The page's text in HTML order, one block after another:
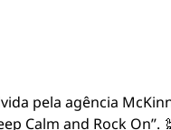
pela agência
Calm and Rock On”.